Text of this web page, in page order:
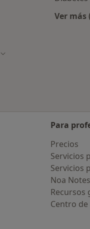
Ver más
Cambiar de ciudad
Para
Precios
Servicios
Servicios
Noa Notes
Recursos
Centro